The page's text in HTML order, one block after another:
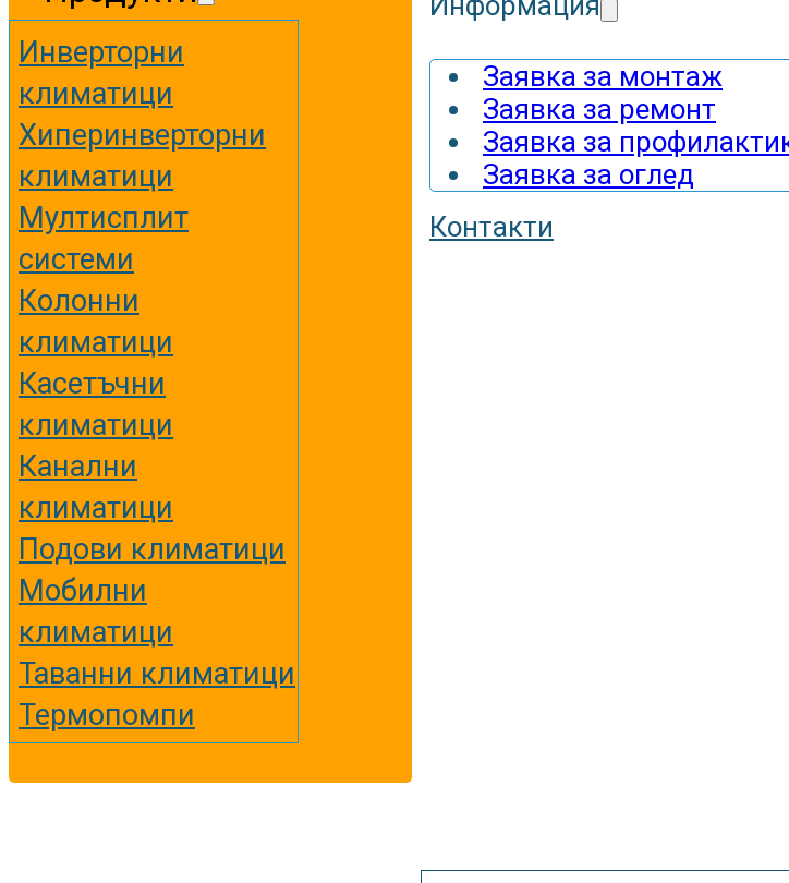
Инверторни
климатици
Хиперинверторни
климатици
Мултисплит
системи
Колонни
климатици
Касетъчни
климатици
Канални
климатици
Подови климатици
Мобилни
климатици
Таванни климатици
Термопомпи
Заявка за монтаж
Заявка за ремонт
Заявка за
Заявка за оглед
Контакти